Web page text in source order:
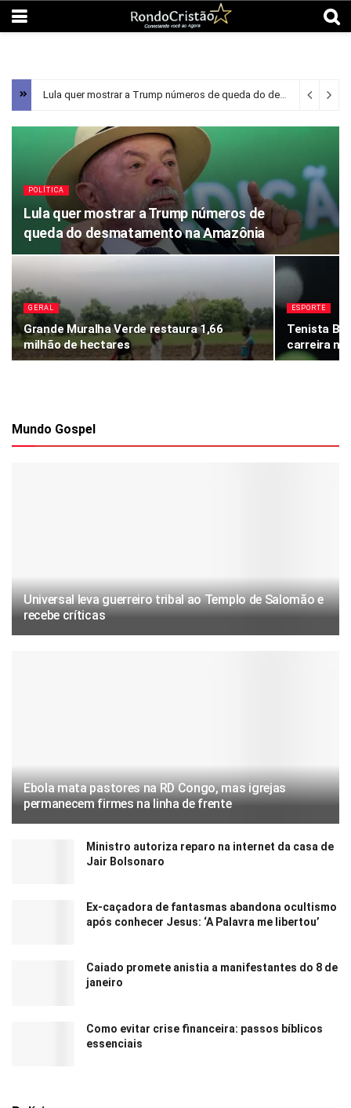
Lula quer mostrar a Trump números de queda do desmatamento na Amazônia
POLÍTICA
Lula quer mostrar a Trump números de
queda do desmatamento na Amazônia
GERAL
Grande Muralha Verde restaura 1,66
milhão de hectares
ESPORTE
Tenista
carreira
Mundo Gospel
Universal leva guerreiro tribal ao Templo de Salomão e
recebe críticas
Ebola mata pastores na RD Congo, mas igrejas
permanecem firmes na linha de frente
Ministro autoriza reparo na internet da casa de
Jair Bolsonaro
Ex-caçadora de fantasmas abandona ocultismo
após conhecer Jesus: ‘A Palavra me libertou’
Caiado promete anistia a manifestantes do 8 de
janeiro
Como evitar crise financeira: passos bíblicos
essenciais